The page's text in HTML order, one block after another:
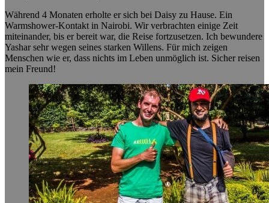
Während 4 Monaten erholte er sich bei Daisy zu Hause. Ein
Warmshower-Kontakt in Nairobi. Wir verbrachten einige Zeit
miteinander, bis er bereit war, die Reise fortzusetzen. Ich bewundere
Yashar sehr wegen seines starken Willens. Für mich zeigen
Menschen wie er, dass nichts im Leben unmöglich ist. Sicher reisen
mein Freund!